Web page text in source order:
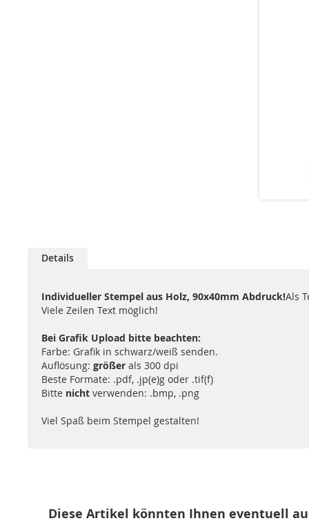
Details
Individueller Stempel aus Holz, 90x40mm Abdruck!Als
Viele Zeilen Text möglich!
Bei Grafik Upload bitte beachten:
Farbe: Grafik in schwarz/weiß senden.
Auflösung: größer als 300 dpi
Beste Formate: .pdf, .jp(e)g oder .tif(f)
Bitte nicht verwenden: .bmp, .png
Viel Spaß beim Stempel gestalten!
Diese Artikel könnten Ihnen eventuell